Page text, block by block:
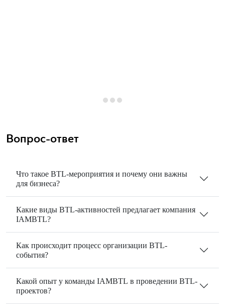
Вопрос-ответ
Что такое BTL-мероприятия и почему они важны
для бизнеса?
Какие виды BTL-активностей предлагает компания
IAMBTL?
Как происходит процесс организации BTL-
события?
Какой опыт у команды IAMBTL в проведении BTL-
проектов?